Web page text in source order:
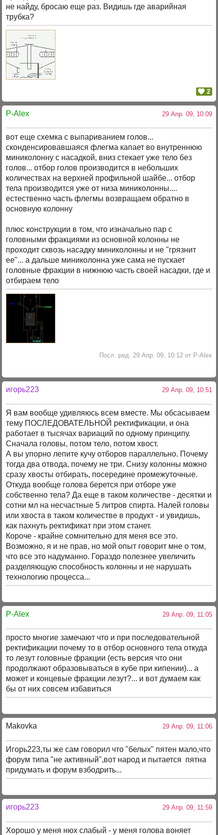
не найду, бросаю еще раз. Видишь где аварийная
трубка?
2
P-Alex 29 Апр. 09, 10:09
вот еще схемка с выпариванием голов...
сконденсировавшаяся флегма капает во внутреннюю
миниколонну с насадкой, вниз стекает уже тело без
голов... отбор голов производится в небольших
количествах на верхней профильной шайбе... отбор
тела производится уже от низа миниколонны....
естественно часть флегмы возвращаем обратно в
основную колонну
плюс конструкции в том, что изначально пар с
головными фракциями из основной колонны не
проходит сквозь насадку миниколонны и не "грязнит
ее"... а дальше миниколонна уже сама не пускает
головные фракции в нижнюю часть своей насадки, где и
отбираем тело
Посл. ред. 29 Апр. 09, 10:12 от P-Alex
игорь223 29 Апр. 09, 10:51
Я вам вообще удивляюсь всем вместе. Мы обсасываем
тему ПОСЛЕДОВАТЕЛЬНОЙ ректификации, и она
работает в тысячах вариаций по одному принципу.
Сначала головы, потом тело, потом хвост.
А вы упорно лепите кучу отборов параллельно. Почему
тогда два отвода, почему не три. Снизу колонны можно
сразу хвосты отбирать, посередине промежуточные.
Откуда вообще голова берется при отборе уже
собственно тела? Да еще в таком количестве - десятки и
сотни мл на несчастные 5 литров спирта. Налей головы
или хвоста в таком количестве в продукт - и увидишь,
как пахнуть ректификат при этом станет.
Короче - крайне сомнительно для меня все это.
Возможно, я и не прав, но мой опыт говорит мне о том,
что все это надуманно. Гораздо полезнее увеличить
разделяющую способность колонны и не нарушать
технологию процесса...
P-Alex 29 Апр. 09, 11:05
просто многие замечают что и при последовательной
ректификации почему то в отбор основного тела откуда
то лезут головные фракции (есть версия что они
продолжают образовываться в кубе при кипении)... а
может и концевые фракции лезут?... и вот думаем как
бы от них совсем избавиться
Makovka 29 Апр. 09, 11:06
Игорь223,ты же сам говорил что "белых" пятен мало,что
форум типа "не активный",вот народ и пытается пятна
придумать и форум взбодрить...
игорь223 29 Апр. 09, 11:59
Хорошо у меня нюх слабый - у меня голова воняет